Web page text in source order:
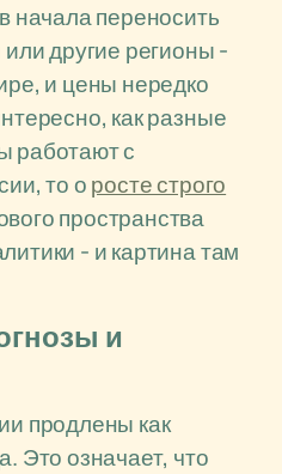
начала переносить
другие регионы -
и цены нередко
как разные
работают с
то оросте строго
пространства
- и картина там
и
продлены как
Это означает, что